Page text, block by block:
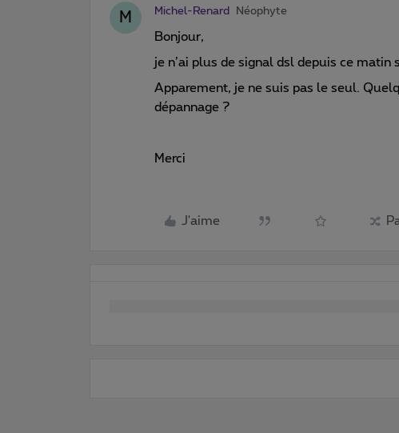
M Michel-Renard Néophyte
Bonjour,
je n’ai plus de signal dsl depuis ce
Apparement, je ne suis pas le seul.
dépannage ?
Merci
J'aime